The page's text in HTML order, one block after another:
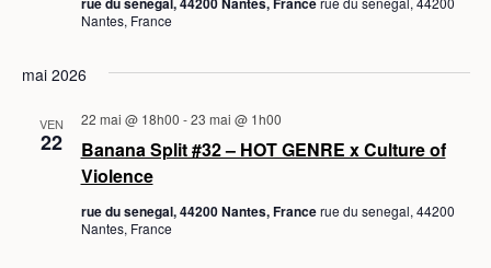
n
Nantes, France
mai 2026
VEN
22
Banana Split #32 – HOT GENRE x Culture of
Violence
22 mai @ 18h00 -23 mai @ 1h00
rue du senegal, 44200 Nantes, Francerue du senegal, 44200
Nantes, France